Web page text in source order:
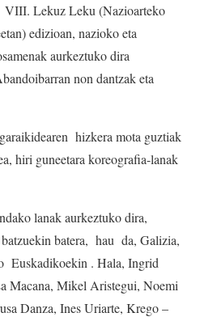
Lekuz Leku (Nazioarteko
edizioan, nazioko eta
aurkeztuko dira
non dantzak eta
hizkera mota guztiak
hiri guneetara koreografia-lanak
lanak aurkeztuko dira,
batera, hau da, Galizia,
Euskadikoekin . Hala, Ingrid
Macana, Mikel Aristegui, Noemi
Danza, Ines Uriarte, Krego –